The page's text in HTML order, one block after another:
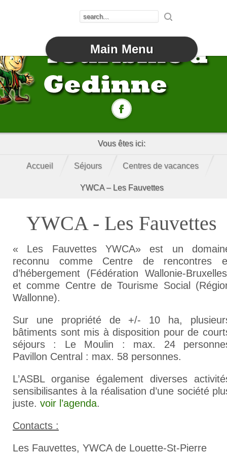
Main Menu
Vous êtes ici:
Accueil Séjours Centres de vacances
YWCA – Les Fauvettes
YWCA - Les Fauvettes
« Les Fauvettes YWCA» est un
reconnu comme Centre de rencontres
d’hébergement (Fédération Wallonie-
et comme Centre de Tourisme Social
Wallonne).
Sur une propriété de +/- 10 ha,
bâtiments sont mis à disposition pour de
séjours : Le Moulin : max. 24
Pavillon Central : max. 58 personnes.
L’ASBL organise également diverses
sensibilisantes à la réalisation d’une société
juste. voir l’agenda.
Contacts :
Les Fauvettes, YWCA de Louette-St-Pierre